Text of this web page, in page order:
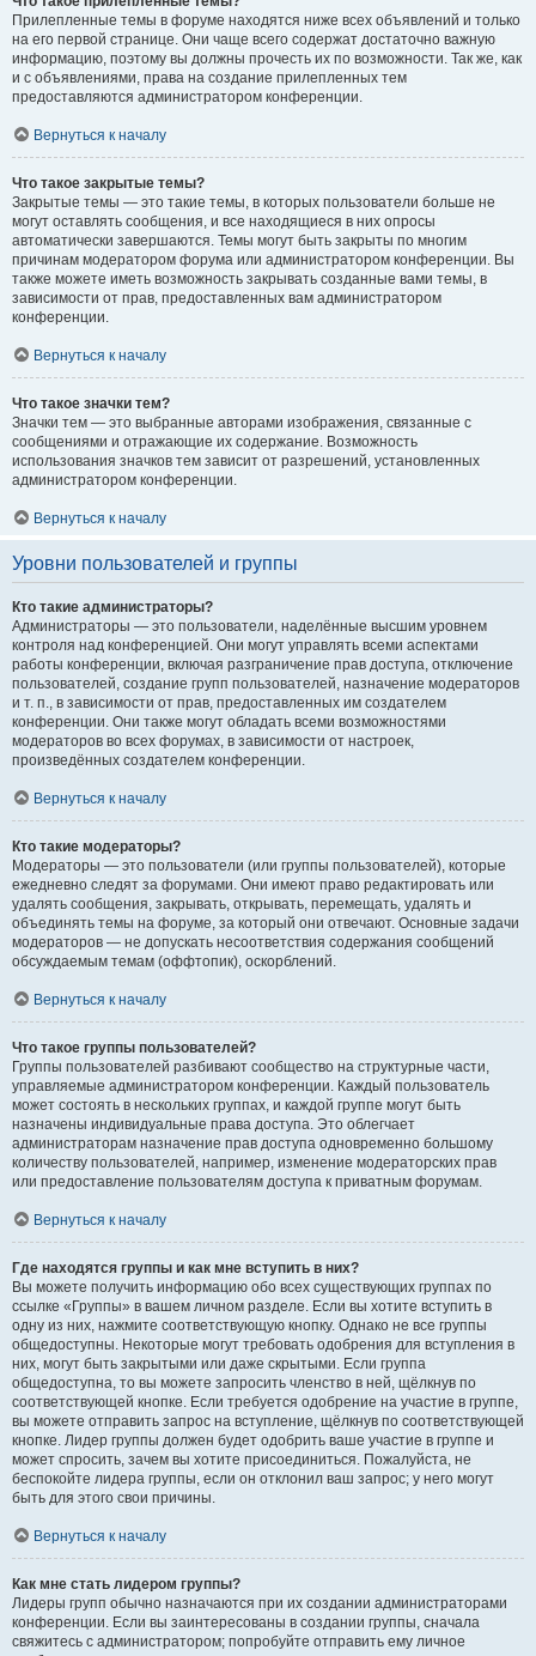
Прилепленные темы в форуме находятся ниже всех объявлений и только
на его первой странице. Они чаще всего содержат достаточно важную
информацию, поэтому вы должны прочесть их по возможности. Так же, как
и с объявлениями, права на создание прилепленных тем
предоставляются администратором конференции.
Вернуться к началу
Что такое закрытые темы?
Закрытые темы — это такие темы, в которых пользователи больше не
могут оставлять сообщения, и все находящиеся в них опросы
автоматически завершаются. Темы могут быть закрыты по многим
причинам модератором форума или администратором конференции. Вы
также можете иметь возможность закрывать созданные вами темы, в
зависимости от прав, предоставленных вам администратором
конференции.
Вернуться к началу
Что такое значки тем?
Значки тем — это выбранные авторами изображения, связанные с
сообщениями и отражающие их содержание. Возможность
использования значков тем зависит от разрешений, установленных
администратором конференции.
Вернуться к началу
Уровни пользователей и группы
Кто такие администраторы?
Администраторы — это пользователи, наделённые высшим уровнем
контроля над конференцией. Они могут управлять всеми аспектами
работы конференции, включая разграничение прав доступа, отключение
пользователей, создание групп пользователей, назначение модераторов
и т. п., в зависимости от прав, предоставленных им создателем
конференции. Они также могут обладать всеми возможностями
модераторов во всех форумах, в зависимости от настроек,
произведённых создателем конференции.
Вернуться к началу
Кто такие модераторы?
Модераторы — это пользователи (или группы пользователей), которые
ежедневно следят за форумами. Они имеют право редактировать или
удалять сообщения, закрывать, открывать, перемещать, удалять и
объединять темы на форуме, за который они отвечают. Основные задачи
модераторов — не допускать несоответствия содержания сообщений
обсуждаемым темам (оффтопик), оскорблений.
Вернуться к началу
Что такое группы пользователей?
Группы пользователей разбивают сообщество на структурные части,
управляемые администратором конференции. Каждый пользователь
может состоять в нескольких группах, и каждой группе могут быть
назначены индивидуальные права доступа. Это облегчает
администраторам назначение прав доступа одновременно большому
количеству пользователей, например, изменение модераторских прав
или предоставление пользователям доступа к приватным форумам.
Вернуться к началу
Где находятся группы и как мне вступить в них?
Вы можете получить информацию обо всех существующих группах по
ссылке «Группы» в вашем личном разделе. Если вы хотите вступить в
одну из них, нажмите соответствующую кнопку. Однако не все группы
общедоступны. Некоторые могут требовать одобрения для вступления в
них, могут быть закрытыми или даже скрытыми. Если группа
общедоступна, то вы можете запросить членство в ней, щёлкнув по
соответствующей кнопке. Если требуется одобрение на участие в группе,
вы можете отправить запрос на вступление, щёлкнув по соответствующей
кнопке. Лидер группы должен будет одобрить ваше участие в группе и
может спросить, зачем вы хотите присоединиться. Пожалуйста, не
беспокойте лидера группы, если он отклонил ваш запрос; у него могут
быть для этого свои причины.
Вернуться к началу
Как мне стать лидером группы?
Лидеры групп обычно назначаются при их создании администраторами
конференции. Если вы заинтересованы в создании группы, сначала
свяжитесь с администратором; попробуйте отправить ему личное